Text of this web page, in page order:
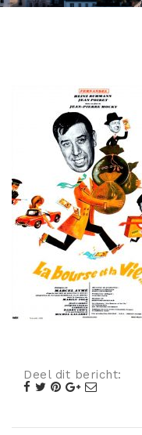
Musical
Oorlogsfilm
Romantische komedie
Thriller
Deel dit bericht: